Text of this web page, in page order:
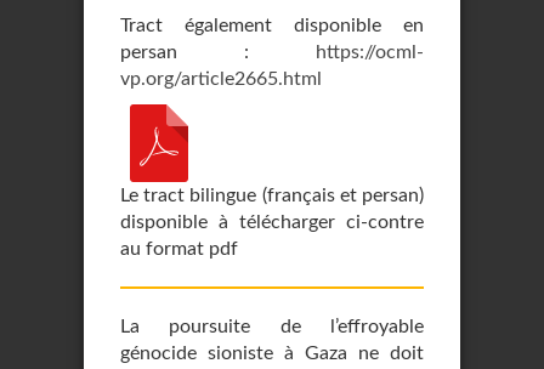
Tract également disponible en
persan :
https://ocml-
vp.org/article2665.html
Le tract bilingue (français et persan)
disponible à télécharger ci-contre
au format pdf
La poursuite de l’effroyable
génocide sioniste à Gaza ne doit